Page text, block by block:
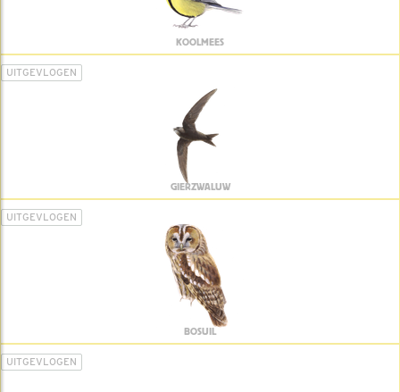
KOOLMEES
UITGEVLOGEN
GIERZWALUW
UITGEVLOGEN
BOSUIL
UITGEVLOGEN